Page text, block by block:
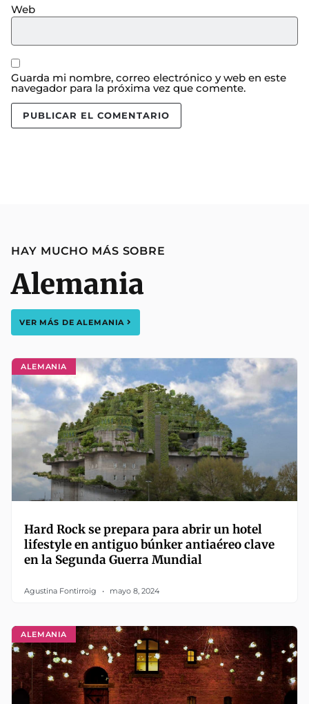
Web
Guarda mi nombre, correo electrónico y web en este
navegador para la próxima vez que comente.
HAY MUCHO MÁS SOBRE
Alemania
VER MÁS DEALEMANIA
ALEMANIA
Hard Rock se prepara para abrir un hotel
lifestyle en antiguo búnker antiaéreo clave
en la Segunda Guerra Mundial
Agustina Fontirroig mayo 8, 2024
ALEMANIA